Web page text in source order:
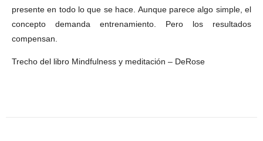
presente en todo lo que se hace. Aunque parece algo simple, el
concepto demanda entrenamiento. Pero los resultados
compensan.
Trecho del libro Mindfulness y meditación – DeRose